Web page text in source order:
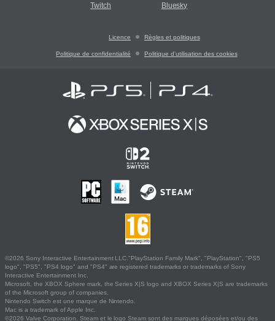
Twitch Bluesky
Licence Règles et politiques
Politique de confidentialité Politique d'utilisation des cookies
©2026 Sony Interactive Entertainment LLC."PlayStation Family Mark", "PlayStation", "PS5
logo", "PS5", "PS4 logo" and "PS4" are registered trademarks or trademarks of Sony
Interactive Entertainment Inc.
Microsoft, the XBOX Sphere mark, the Series X|S logo and XBOX Series X|S are trademarks
of the Microsoft group of companies.
Nintendo Switch est une marque de Nintendo.
Mac is a trademark of Apple Inc.
©2026 Valve Corporation. Steam et le logo Steam sont des marques déposées et/ou des